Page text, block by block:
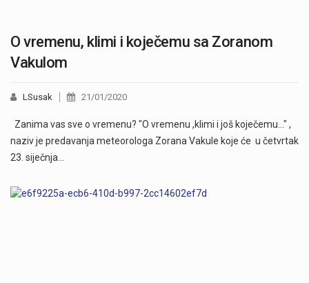
O vremenu, klimi i koječemu sa Zoranom
Vakulom
LSusak 21/01/2020
Zanima vas sve o vremenu? "O vremenu ,klimi i još koječemu..." ,
naziv je predavanja meteorologa Zorana Vakule koje će u četvrtak
23. siječnja…